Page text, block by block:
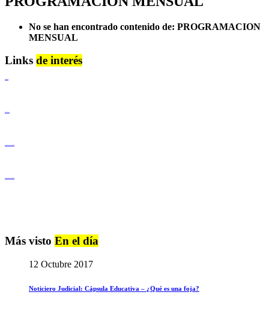
No se han encontrado contenido de: PROGRAMACION
MENSUAL
Links de interés
Más visto En el día
12 Octubre 2017
Noticiero Judicial: Cápsula Educativa – ¿Qué es una foja?